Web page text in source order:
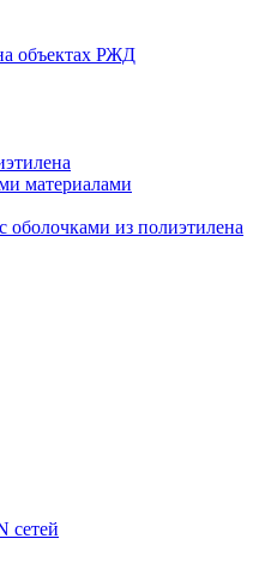
объектах РЖД
материалами
оболочками из полиэтилена
сетей